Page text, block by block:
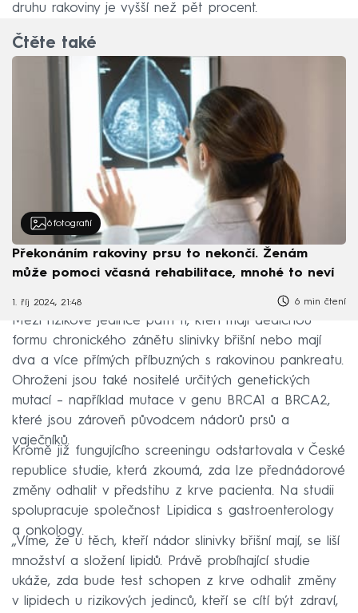
druhu rakoviny je vyšší než pět procent.
Čtěte také
6 fotografií
Překonáním rakoviny prsu to nekončí. Ženám
může pomoci včasná rehabilitace, mnohé to neví
1. říj 2024, 21:48 6 min čtení
Mezi rizikové jedince patří ti, kteří mají dědičnou
formu chronického zánětu slinivky břišní nebo mají
dva a více přímých příbuzných s rakovinou pankreatu.
Ohroženi jsou také nositelé určitých genetických
mutací – například mutace v genu BRCA1 a BRCA2,
které jsou zároveň původcem nádorů prsů a
vaječníků.
Kromě již fungujícího screeningu odstartovala v České
republice studie, která zkoumá, zda lze přednádorové
změny odhalit v předstihu z krve pacienta. Na studii
spolupracuje společnost Lipidica s gastroenterology
a onkology.
„Víme, že u těch, kteří nádor slinivky břišní mají, se liší
množství a složení lipidů. Právě probíhající studie
ukáže, zda bude test schopen z krve odhalit změny
v lipidech u rizikových jedinců, kteří se cítí být zdraví,